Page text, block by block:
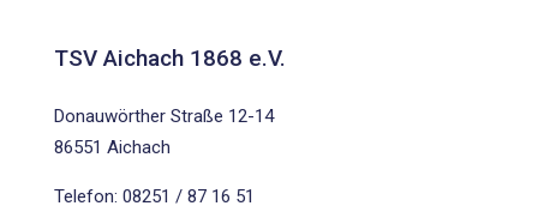
TSV Aichach 1868 e.V.
Donauwörther Straße 12-14
86551 Aichach
Telefon: 08251 / 87 16 51